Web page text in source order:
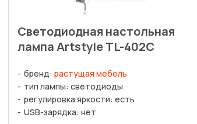
Светодиодная настольная
лампа Artstyle TL-402С
бренд: растущая мебель
тип лампы: светодиоды
регулировка яркости: есть
USB-зарядка: нет